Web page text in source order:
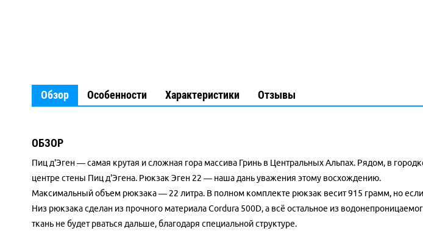
Обзор Особенности Характеристики Отзывы
ОБЗОР
Пиц д'Эген — самая крутая и сложная гора массива Гринь в Центральных Альпах. Рядом, в
центре стены Пиц д'Эгена. Рюкзак Эген 22 — наша дань уважения этому восхождению.
Максимальный объем рюкзака — 22 литра. В полном комплекте рюкзак весит 915 грамм, но
Низ рюкзака сделан из прочного материала Cordura 500D, а всё остальное из
ткань не будет рваться дальше, благодаря специальной структуре.